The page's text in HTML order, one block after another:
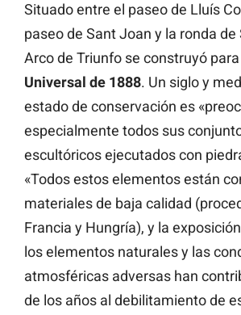
Situado entre el paseo de Lluís
paseo de Sant Joan y la ronda de
Arco de Triunfo se construyó para
Universal de 1888. Un siglo y
estado de conservación es
especialmente todos sus
escultóricos ejecutados con
«Todos estos elementos están
materiales de baja calidad
Francia y Hungría), y la
los elementos naturales y las
atmosféricas adversas han
de los años al debilitamiento de